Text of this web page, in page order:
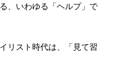
、いわゆる「ヘルプ」で
リスト時代は、「見て習